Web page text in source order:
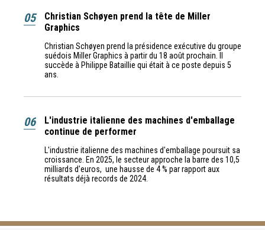
05
Christian Schøyen prend la tête de Miller
Graphics
Christian Schøyen prend la présidence exécutive du groupe
suédois Miller Graphics à partir du 18 août prochain. Il
succède à Philippe Bataillie qui était à ce poste depuis 5
ans.
06
L'industrie italienne des machines d'emballage
continue de performer
L'industrie italienne des machines d'emballage poursuit sa
croissance. En 2025, le secteur approche la barre des 10,5
milliards d'euros, une hausse de 4 % par rapport aux
résultats déjà records de 2024.